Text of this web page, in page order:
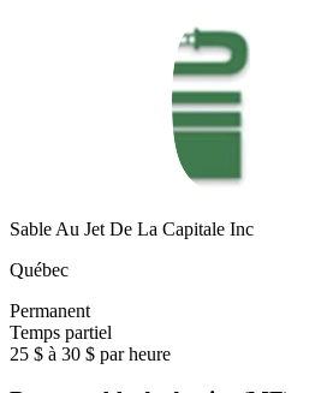
Sable Au Jet De La Capitale Inc
Québec
Permanent
Temps partiel
25 $ à 30 $ par heure